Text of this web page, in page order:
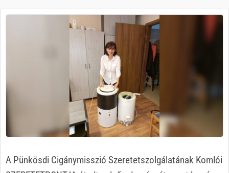
A Pünkösdi Cigánymisszió Szeretetszolgálatának Komlói